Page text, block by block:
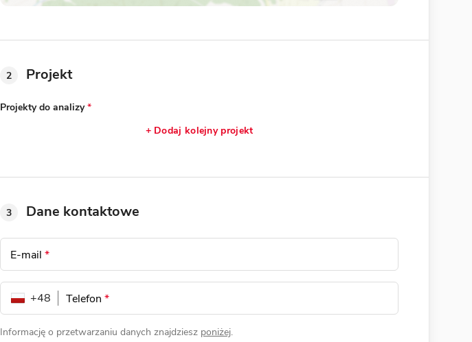
2 Projekt
Projekty do analizy *
+ Dodaj kolejny projekt
3 Dane kontaktowe
E-mail *
Telefon *
+48
Informację o przetwarzaniu danych znajdziesz poniżej.